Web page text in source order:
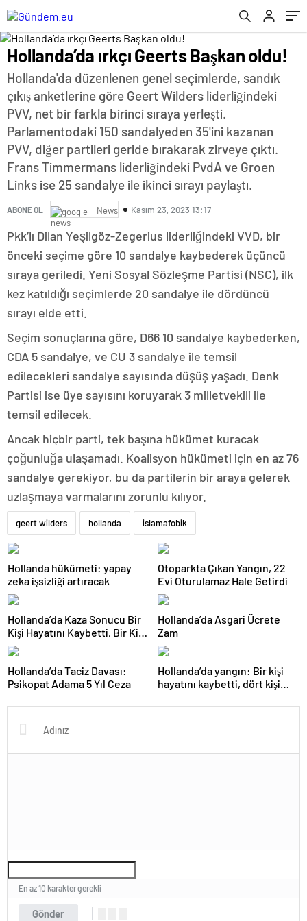
Hollanda’da ırkçı Geerts Başkan oldu!
Hollanda'da düzenlenen genel seçimlerde, sandık
çıkış anketlerine göre Geert Wilders liderliğindeki
PVV, net bir farkla birinci sıraya yerleşti.
Parlamentodaki 150 sandalyeden 35'ini kazanan
PVV, diğer partileri geride bırakarak zirveye çıktı.
Frans Timmermans liderliğindeki PvdA ve Groen
Links ise 25 sandalye ile ikinci sırayı paylaştı.
ABONE OL News Kasım 23, 2023 13:17
Pkk’lı Dilan Yeşilgöz-Zegerius liderliğindeki VVD, bir
önceki seçime göre 10 sandalye kaybederek üçüncü
sıraya geriledi. Yeni Sosyal Sözleşme Partisi (NSC), ilk
kez katıldığı seçimlerde 20 sandalye ile dördüncü
sırayı elde etti.
Seçim sonuçlarına göre, D66 10 sandalye kaybederken,
CDA 5 sandalye, ve CU 3 sandalye ile temsil
edilecekleri sandalye sayısında düşüş yaşadı. Denk
Partisi ise üye sayısını koruyarak 3 milletvekili ile
temsil edilecek.
Ancak hiçbir parti, tek başına hükümet kuracak
çoğunluğa ulaşamadı. Koalisyon hükümeti için en az 76
sandalye gerekiyor, bu da partilerin bir araya gelerek
uzlaşmaya varmalarını zorunlu kılıyor.
geert wilders hollanda islamafobik
Hollanda hükümeti: yapay
zeka işsizliği artıracak
Otoparkta Çıkan Yangın, 22
Evi Oturulamaz Hale Getirdi
Hollanda’da Kaza Sonucu Bir
Kişi Hayatını Kaybetti, Bir Kişi
Ağır Yaralandı
Hollanda’da Asgari Ücrete
Zam
Hollanda’da Taciz Davası:
Psikopat Adama 5 Yıl Ceza
Hollanda’da yangın: Bir kişi
hayatını kaybetti, dört kişi
Gönder
En az 10 karakter gerekli